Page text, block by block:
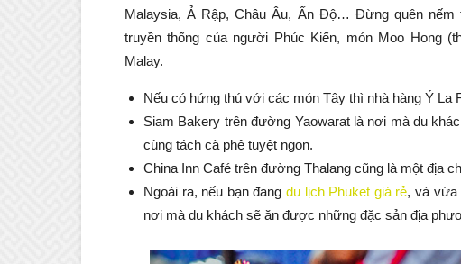
Malaysia, Ả Rập, Châu Âu, Ấn Độ… Đừng quên
truyền thống của người Phúc Kiến, món Moo Hong
Malay.
Nếu có hứng thú với các món Tây thì nhà hàng Ý La
Siam Bakery trên đường Yaowarat là nơi mà du
cùng tách cà phê tuyệt ngon.
China Inn Café trên đường Thalang cũng là một địa
Ngoài ra, nếu bạn đang du lịch Phuket giá rẻ, và vừa
nơi mà du khách sẽ ăn được những đặc sản địa